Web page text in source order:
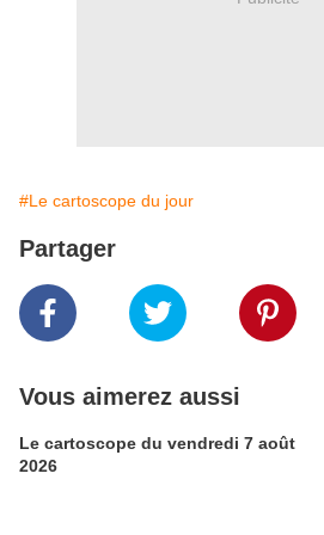
#Le cartoscope du jour
Partager
Vous aimerez aussi
Le cartoscope du vendredi 7 août
2026